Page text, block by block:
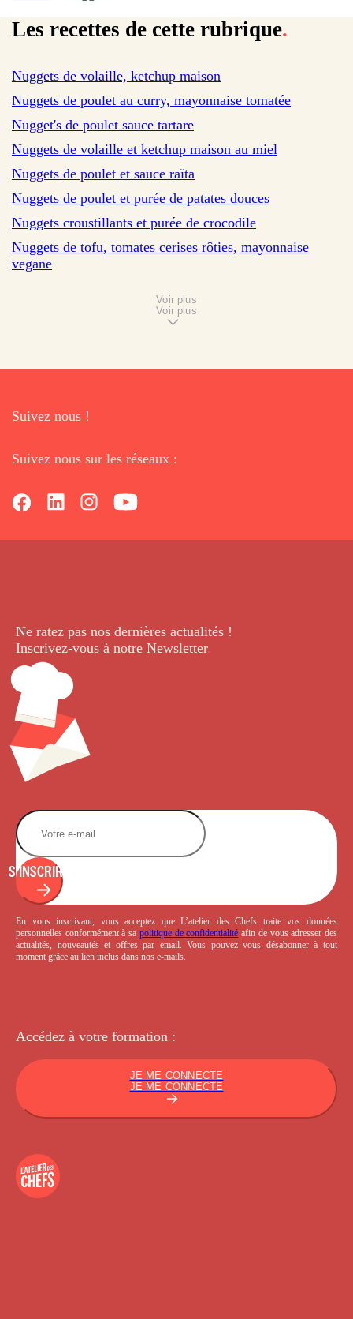
Les recettes de cette rubrique.
Nuggets de volaille, ketchup maison
sur 61 avis
Nuggets de poulet au curry, mayonnaise tomatée
sur 1 avis
Nugget's de poulet sauce tartare
sur 45 avis
Nuggets de volaille et ketchup maison au miel
sur 44 avis
Nuggets de poulet et sauce raïta
sur 49 avis
Nuggets de poulet et purée de patates douces
sur 25 avis
Nuggets croustillants et purée de crocodile
sur 31 avis
Nuggets de tofu, tomates cerises rôties, mayonnaise
vegane
Voir plus
Voir plus
Suivez nous !
Suivez nous sur les réseaux :
Ne ratez pas nos dernières actualités !
Inscrivez-vous à notre Newsletter.
S'INSCRIRE
En vous inscrivant, vous acceptez que L’atelier des Chefs traite vos données
personnelles conformément à sa politique de confidentialité afin de vous adresser des
actualités, nouveautés et offres par email. Vous pouvez vous désabonner à tout
moment grâce au lien inclus dans nos e-mails.
Accédez à votre formation :
JE ME CONNECTE
JE ME CONNECTE